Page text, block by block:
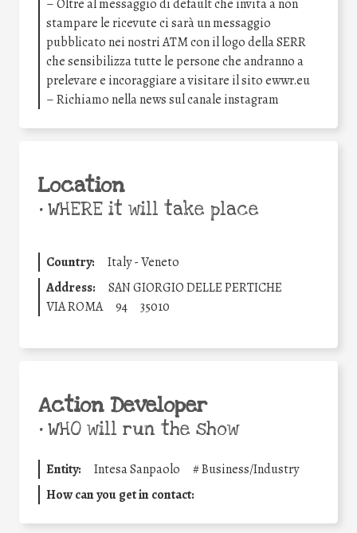
– Oltre al messaggio di default che invita a non
stampare le ricevute ci sarà un messaggio
pubblicato nei nostri ATM con il logo della SERR
che sensibilizza tutte le persone che andranno a
prelevare e incoraggiare a visitare il sito ewwr.eu
– Richiamo nella news sul canale instagram
Location
•WHERE it will take place
Country:
Italy - Veneto
Address:
SAN GIORGIO DELLE PERTICHE
VIA ROMA
94 35010
Action Developer
•WHO will run the show
Entity: Intesa Sanpaolo #Business/Industry
How can you get in contact: